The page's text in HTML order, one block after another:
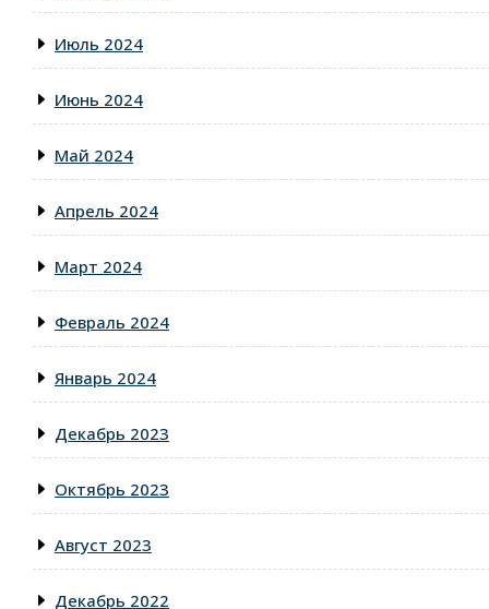
Июль 2024
Июнь 2024
Май 2024
Апрель 2024
Март 2024
Февраль 2024
Январь 2024
Декабрь 2023
Октябрь 2023
Август 2023
Декабрь 2022